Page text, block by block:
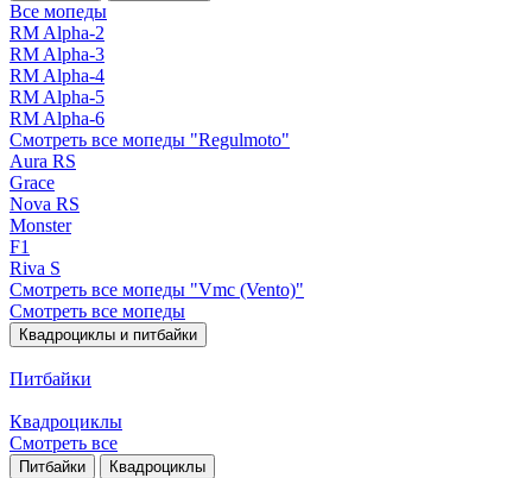
Все мопеды
RM Alpha-2
RM Alpha-3
RM Alpha-4
RM Alpha-5
RM Alpha-6
Смотреть все мопеды "Regulmoto"
Aura RS
Grace
Nova RS
Monster
F1
Riva S
Смотреть все мопеды "Vmc (Vento)"
Смотреть все мопеды
Квадроциклы и питбайки
Питбайки
Квадроциклы
Смотреть все
Питбайки Квадроциклы